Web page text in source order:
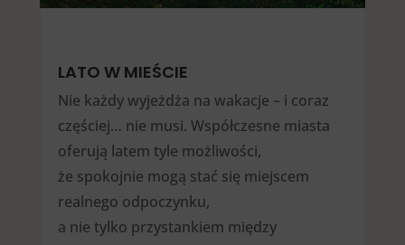
LATO W MIEŚCIE
Nie każdy wyjeżdża na wakacje – i coraz
częściej… nie musi. Współczesne miasta
oferują latem tyle możliwości,
że spokojnie mogą stać się miejscem
realnego odpoczynku,
a nie tylko przystankiem między